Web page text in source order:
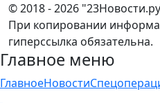
© 2018 - 2026
При копировании
гиперссылка обязательна.
Главное меню
ГлавноеНовости